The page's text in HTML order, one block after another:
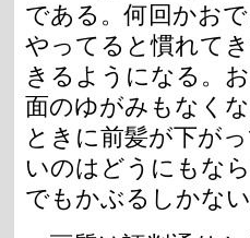
である。何回かお
やってると慣れて
きるようになる。
面のゆがみもなく
ときに前髪が下が
いのはどうにもな
でもかぶるしかない